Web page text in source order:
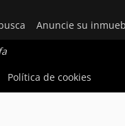
Anuncie su
Política de cookies